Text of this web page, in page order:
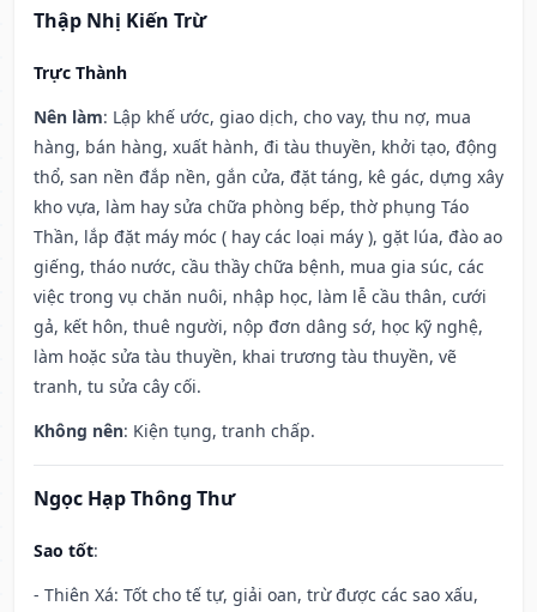
Thập Nhị Kiến Trừ
Trực Thành
Nên làm: Lập khế ước, giao dịch, cho vay, thu nợ, mua
hàng, bán hàng, xuất hành, đi tàu thuyền, khởi tạo, động
thổ, san nền đắp nền, gắn cửa, đặt táng, kê gác, dựng xây
kho vựa, làm hay sửa chữa phòng bếp, thờ phụng Táo
Thần, lắp đặt máy móc ( hay các loại máy ), gặt lúa, đào ao
giếng, tháo nước, cầu thầy chữa bệnh, mua gia súc, các
việc trong vụ chăn nuôi, nhập học, làm lễ cầu thân, cưới
gả, kết hôn, thuê người, nộp đơn dâng sớ, học kỹ nghệ,
làm hoặc sửa tàu thuyền, khai trương tàu thuyền, vẽ
tranh, tu sửa cây cối.
Không nên: Kiện tụng, tranh chấp.
Ngọc Hạp Thông Thư
Sao tốt:
- Thiên Xá: Tốt cho tế tự, giải oan, trừ được các sao xấu,